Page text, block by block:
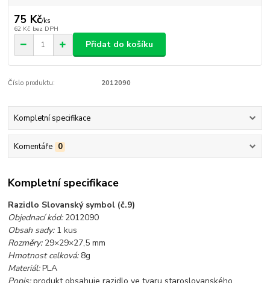
75 Kč/ks
62 Kč bez DPH
Přidat do košíku
Číslo produktu: 2012090
Kompletní specifikace
Komentáře 0
Kompletní specifikace
Razidlo Slovanský symbol (č.9)
Objednací kód: 2012090
Obsah sady: 1 kus
Rozměry: 29×29×27,5 mm
Hmotnost celková: 8g
Materiál:PLA
Popis:produkt obsahuje razidlo ve tvaru staroslovanského